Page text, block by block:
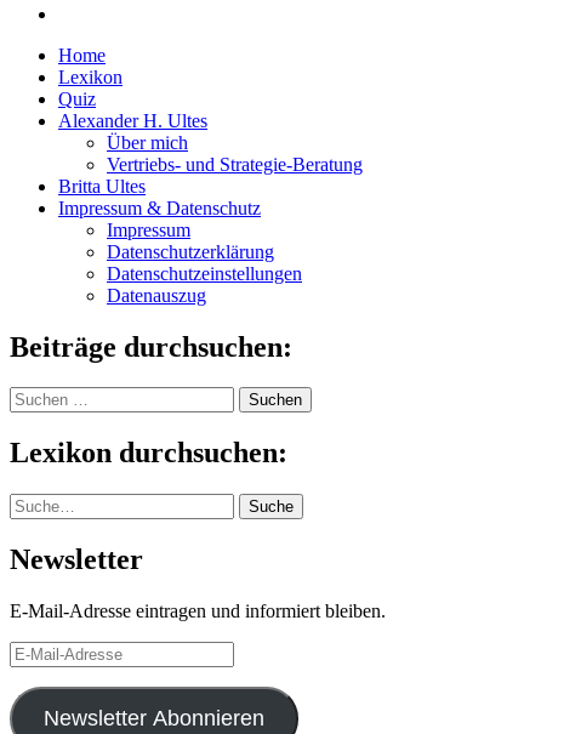
Home
Lexikon
Quiz
Alexander H. Ultes
Über mich
Vertriebs- und Strategie-Beratung
Britta Ultes
Impressum & Datenschutz
Impressum
Datenschutzerklärung
Datenschutzeinstellungen
Datenauszug
Beiträge durchsuchen:
Suchen
nach:
Lexikon durchsuchen:
Suche Suche
Newsletter
E-Mail-Adresse eintragen und informiert bleiben.
E-
Mail-
Adresse
Newsletter Abonnieren